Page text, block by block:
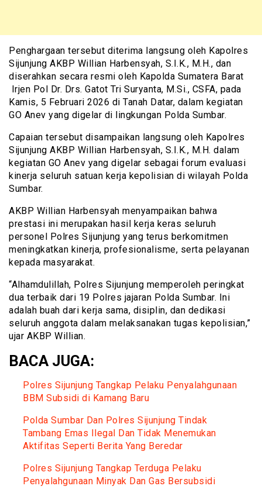
Penghargaan tersebut diterima langsung oleh Kapolres
Sijunjung AKBP Willian Harbensyah, S.I.K., M.H., dan
diserahkan secara resmi oleh Kapolda Sumatera Barat
Irjen Pol Dr. Drs. Gatot Tri Suryanta, M.Si., CSFA, pada
Kamis, 5 Februari 2026 di Tanah Datar, dalam kegiatan
GO Anev yang digelar di lingkungan Polda Sumbar.
Capaian tersebut disampaikan langsung oleh Kapolres
Sijunjung AKBP Willian Harbensyah, S.I.K., M.H. dalam
kegiatan GO Anev yang digelar sebagai forum evaluasi
kinerja seluruh satuan kerja kepolisian di wilayah Polda
Sumbar.
AKBP Willian Harbensyah menyampaikan bahwa
prestasi ini merupakan hasil kerja keras seluruh
personel Polres Sijunjung yang terus berkomitmen
meningkatkan kinerja, profesionalisme, serta pelayanan
kepada masyarakat.
“Alhamdulillah, Polres Sijunjung memperoleh peringkat
dua terbaik dari 19 Polres jajaran Polda Sumbar. Ini
adalah buah dari kerja sama, disiplin, dan dedikasi
seluruh anggota dalam melaksanakan tugas kepolisian,”
ujar AKBP Willian.
BACA JUGA:
Polres Sijunjung Tangkap Pelaku Penyalahgunaan
BBM Subsidi di Kamang Baru
Polda Sumbar Dan Polres Sijunjung Tindak
Tambang Emas Ilegal Dan Tidak Menemukan
Aktifitas Seperti Berita Yang Beredar
Polres Sijunjung Tangkap Terduga Pelaku
Penyalahgunaan Minyak Dan Gas Bersubsidi